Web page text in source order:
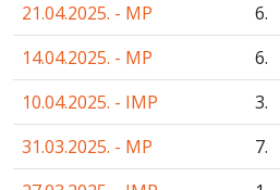
21.04.2025. - MP
6.
14.04.2025. - MP
6.
10.04.2025. - IMP
3.
31.03.2025. - MP
7.